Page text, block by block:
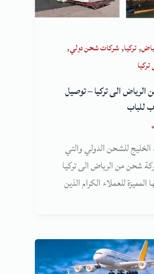
,تركيا,شركات شحن دولي,
الى تركيا – توصيل
للباب
للشحن الدولي والتي
شحن من الرياض الى تركيا
المميزة للعملاء الكرام الذين